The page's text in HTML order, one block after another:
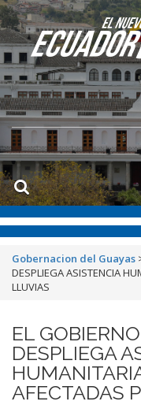
Gobernacion del Guayas
DESPLIEGA ASISTENCIA
LLUVIAS
EL
DESPLIEGA
AFECTADAS